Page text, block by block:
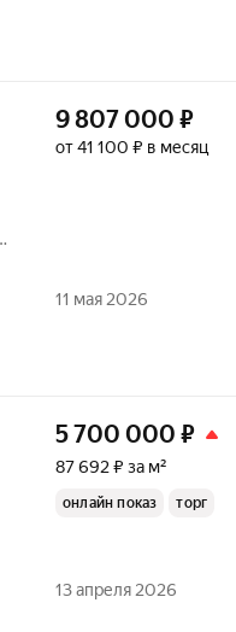
9 807 000 ₽
от 41 100 ₽ в месяц
11 мая 2026
5 700 000 ₽
87 692 ₽ за м²
онлайн показ торг
13 апреля 2026